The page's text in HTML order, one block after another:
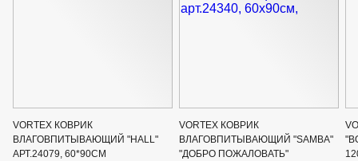
VORTEX КОВРИК
ВЛАГОВПИТЫВАЮЩИЙ "HALL"
АРТ.24079, 60*90СМ
VORTEX КОВРИК
ВЛАГОВПИТЫВАЮЩИЙ "SAMBA"
"ДОБРО ПОЖАЛОВАТЬ"